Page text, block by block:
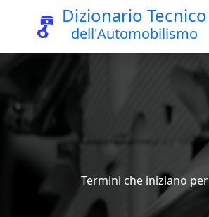
Dizionario Tecnico
dell'Automobilismo
Termini che iniziano per